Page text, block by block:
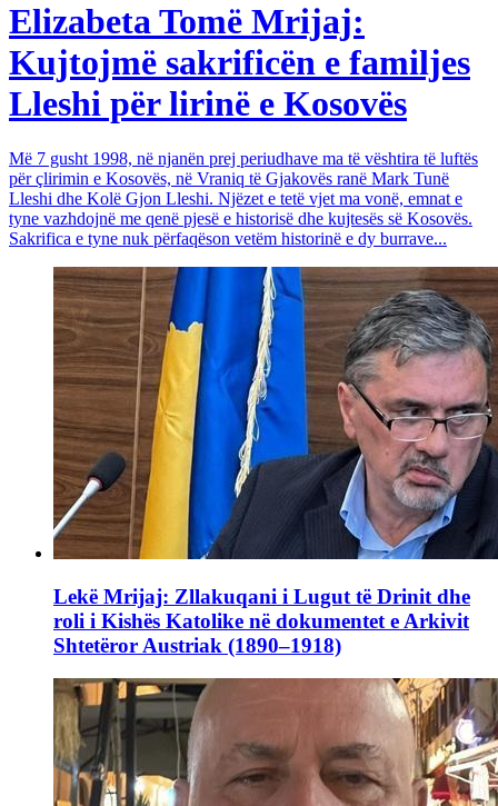
Elizabeta Tomë Mrijaj:
Kujtojmë sakrificën e familjes
Lleshi për lirinë e Kosovës
Më 7 gusht 1998, në njanën prej periudhave ma të vështira të luftës
për çlirimin e Kosovës, në Vraniq të Gjakovës ranë Mark Tunë
Lleshi dhe Kolë Gjon Lleshi. Njëzet e tetë vjet ma vonë, emnat e
tyne vazhdojnë me qenë pjesë e historisë dhe kujtesës së Kosovës.
Sakrifica e tyne nuk përfaqëson vetëm historinë e dy burrave...
Lekë Mrijaj: Zllakuqani i Lugut të Drinit dhe
roli i Kishës Katolike në dokumentet e Arkivit
Shtetëror Austriak (1890–1918)